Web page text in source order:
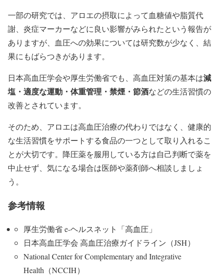
一部の研究では、アロエの摂取によって血糖値や脂質代
謝、炎症マーカーなどに良い影響がみられたという報告が
ありますが、血圧への効果については研究数が少なく、結
果にもばらつきがあります。
日本高血圧学会や厚生労働省でも、高血圧対策の基本は減
塩・適度な運動・体重管理・禁煙・節酒などの生活習慣の
改善とされています。
そのため、アロエは高血圧治療の代わりではなく、健康的
な生活習慣をサポートする食品の一つとして取り入れるこ
とが大切です。降圧薬を服用している方は自己判断で薬を
中止せず、気になる場合は医師や薬剤師へ相談しましょ
う。
参考情報
厚生労働省 e-ヘルスネット「高血圧」
日本高血圧学会 高血圧治療ガイドライン（JSH）
National Center for Complementary and Integrative
Health（NCCIH）